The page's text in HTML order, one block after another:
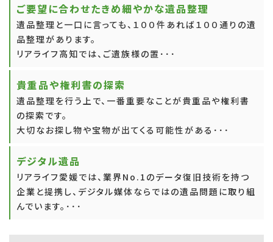
ご要望に合わせたきめ細やかな遺品整理
遺品整理と一口に言っても、１００件あれば１００通りの遺
品整理があります。
リアライフ高知では、ご遺族様の置･･･
貴重品や権利書の探索
遺品整理を行う上で、一番重要なことが貴重品や権利書
の探索です。
大切なお探し物や宝物が出てくる可能性がある･･･
デジタル遺品
リアライフ愛媛では、業界No.1のデータ復旧技術を持つ
企業と提携し、デジタル媒体ならではの遺品問題に取り組
んでいます。･･･